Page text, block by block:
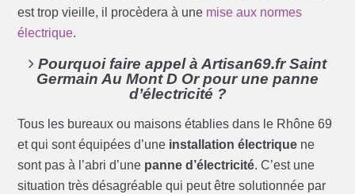
est trop vieille, il procèdera à une mise aux normes
électrique.
Pourquoi faire appel à Artisan69.fr Saint
Germain Au Mont D Or pour une panne
d’électricité ?
Tous les bureaux ou maisons établies dans le Rhône 69
et qui sont équipées d’une installation électrique ne
sont pas à l’abri d’une panne d’électricité. C’est une
situation très désagréable qui peut être solutionnée par